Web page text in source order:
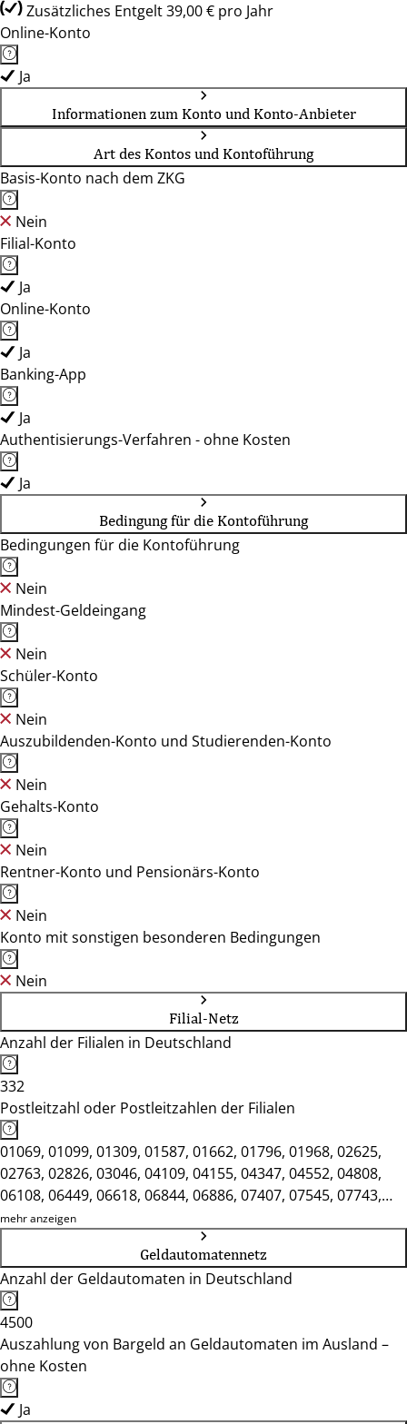
Zusätzliches Entgelt 39,00 € pro Jahr
Online-Konto
Ja
Informationen zum Konto und Konto-Anbieter
Art des Kontos und Kontoführung
Basis-Konto nach dem ZKG
Nein
Filial-Konto
Ja
Online-Konto
Ja
Banking-App
Ja
Authentisierungs-Verfahren - ohne Kosten
Ja
Bedingung für die Kontoführung
Bedingungen für die Kontoführung
Nein
Mindest-Geldeingang
Nein
Schüler-Konto
Nein
Auszubildenden-Konto und Studierenden-Konto
Nein
Gehalts-Konto
Nein
Rentner-Konto und Pensionärs-Konto
Nein
Konto mit sonstigen besonderen Bedingungen
Nein
Filial-Netz
Anzahl der Filialen in Deutschland
332
Postleitzahl oder Postleitzahlen der Filialen
01069, 01099, 01309, 01587, 01662, 01796, 01968, 02625,
02763, 02826, 03046, 04109, 04155, 04347, 04552, 04808,
06108, 06449, 06618, 06844, 06886, 07407, 07545, 07743,
07973, 08056, 08280, 08523, 09112, 09212, 09599, 10117,
10117, 10178, 10365, 10437, 10585, 10627, 10715, 10719,
10825, 10961, 12049, 12109, 12163, 12209, 12305, 12351,
12355, 12555, 12679, 13353, 13409, 13465, 13507, 13597,
14169, 14467, 14776, 15230, 15711, 16321, 16515, 16816,
17033, 17291, 17389, 17489, 18055, 18273, 18439, 19053,
19288, 19348, 20095, 20148, 20149, 20255, 20457, 20457,
21029, 21073, 21244, 21335, 21465, 21682, 22041, 22299,
22359, 22391, 22587, 22765, 22848, 22880, 22926, 23552,
23562, 23570, 23611, 23701, 23966, 24103, 24534, 24937,
mehr anzeigen
Geldautomatennetz
Anzahl der Geldautomaten in Deutschland
4500
Auszahlung von Bargeld an Geldautomaten im Ausland –
ohne Kosten
Ja